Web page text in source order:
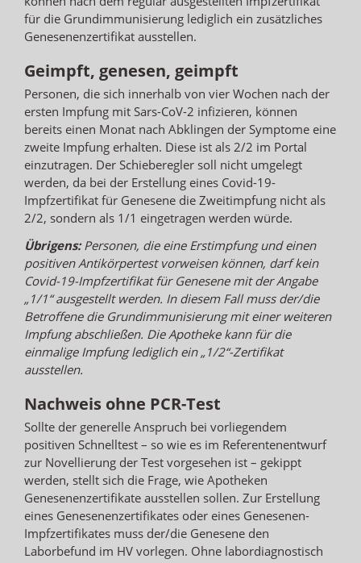
für die Grundimmunisierung lediglich ein zusätzliches
Genesenenzertifikat ausstellen.
Geimpft, genesen, geimpft
Personen, die sich innerhalb von vier Wochen nach der
ersten Impfung mit Sars-CoV-2 infizieren, können
bereits einen Monat nach Abklingen der Symptome eine
zweite Impfung erhalten. Diese ist als 2/2 im Portal
einzutragen. Der Schieberegler soll nicht umgelegt
werden, da bei der Erstellung eines Covid-19-
Impfzertifikat für Genesene die Zweitimpfung nicht als
2/2, sondern als 1/1 eingetragen werden würde.
Übrigens:Personen, die eine Erstimpfung und einen
positiven Antikörpertest vorweisen können, darf kein
Covid-19-Impfzertifikat für Genesene mit der Angabe
„1/1“ ausgestellt werden. In diesem Fall muss der/die
Betroffene die Grundimmunisierung mit einer weiteren
Impfung abschließen. Die Apotheke kann für die
einmalige Impfung lediglich ein „1/2“-Zertifikat
ausstellen.
Nachweis ohne PCR-Test
Sollte der generelle Anspruch bei vorliegendem
positiven Schnelltest – so wie es im Referentenentwurf
zur Novellierung der Test vorgesehen ist – gekippt
werden, stellt sich die Frage, wie Apotheken
Genesenenzertifikate ausstellen sollen. Zur Erstellung
eines Genesenenzertifikates oder eines Genesenen-
Impfzertifikates muss der/die Genesene den
Laborbefund im HV vorlegen. Ohne labordiagnostisch